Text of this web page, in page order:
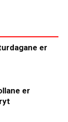
er
er